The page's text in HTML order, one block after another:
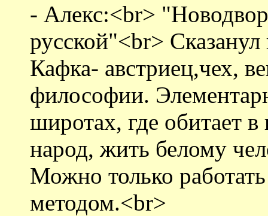
- Алекс:<br>
русской"<br>
Кафка- австриец,чех,
философии.
широтах, где обитает
народ, жить белому
Можно только
методом.<br>